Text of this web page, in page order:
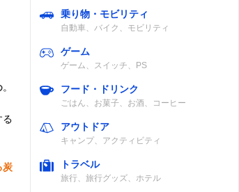
。
る
炭
乗り物・モビリティ
自動車、バイク、モビリティ
ゲーム
ゲーム、スイッチ、PS
フード・ドリンク
ごはん、お菓子、お酒、コーヒー
アウトドア
キャンプ、アクティビティ
トラベル
旅行、旅行グッズ、ホテル